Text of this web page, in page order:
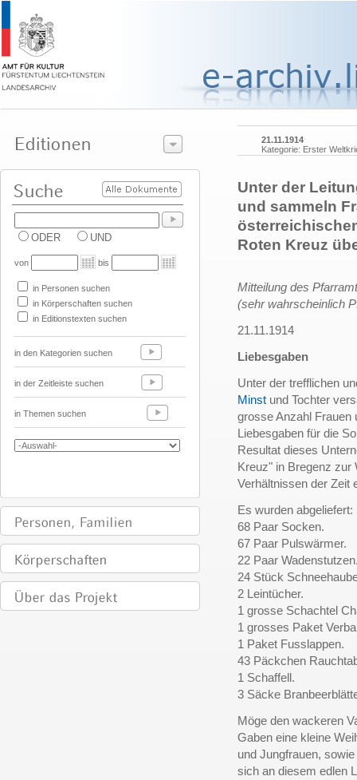
ODER UND
von bis
in Personen suchen
in Körperschaften suchen
in Editionstexten suchen
in den Kategorien suchen
in der Zeitleiste suchen
in Themen suchen
21.11.1914
Kategorie: Erster
Unter der
und sammeln
Roten Kreuz
Mitteilung des
(sehr wahrscheinlich
21.11.1914
Liebesgaben
Unter der trefflichen
Minst und Tochter
grosse Anzahl
Liebesgaben für die
Resultat dieses
Kreuz" in Bregenz zur
Verhältnissen der Zeit
Es wurden abgeliefert:
68 Paar Socken.
67 Paar Pulswärmer.
22 Paar
24 Stück
2 Leintücher.
1 grosse Schachtel
1 grosses Paket
1 Paket Fusslappen.
43 Päckchen
1 Schaffell.
3 Säcke
Möge den wackeren
Gaben eine kleine
und Jungfrauen,
sich an diesem edlen